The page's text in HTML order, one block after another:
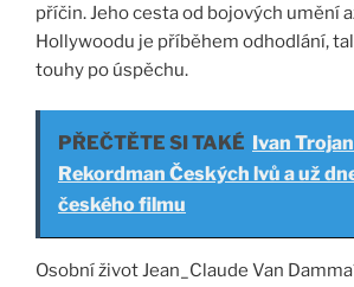
příčin. Jeho cesta od bojových umění
Hollywoodu je příběhem odhodlání,
touhy po úspěchu.
PŘEČTĚTE SI TAKÉ Ivan
Rekordman Českých lvů a už
českého filmu
Osobní život Jean_Claude Van